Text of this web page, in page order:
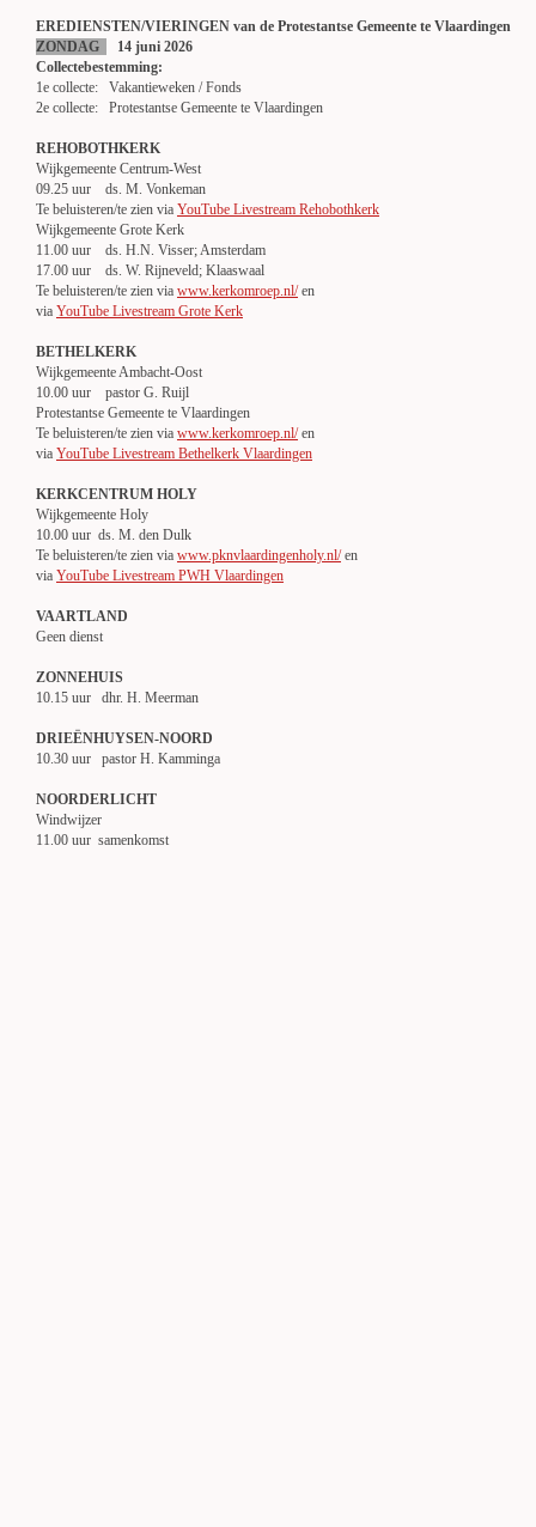
EREDIENSTEN/VIERINGEN van de Protestantse Gemeente te Vlaardingen
ZONDAG
14 juni 2026
Collectebestemming:
1e collecte: Vakantieweken / Fonds
2e collecte: Protestantse Gemeente te Vlaardingen
REHOBOTHKERK
Wijkgemeente Centrum-West
09.25 uur ds. M. Vonkeman
Te beluisteren/te zien via YouTube Livestream Rehobothkerk
Wijkgemeente Grote Kerk
11.00 uur ds. H.N. Visser; Amsterdam
17.00 uur ds. W. Rijneveld; Klaaswaal
Te beluisteren/te zien via www.kerkomroep.nl/en
via YouTube Livestream Grote Kerk
BETHELKERK
Wijkgemeente Ambacht-Oost
10.00 uur pastor G. Ruijl
Protestantse Gemeente te Vlaardingen
Te beluisteren/te zien via www.kerkomroep.nl/en
via YouTube Livestream Bethelkerk Vlaardingen
KERKCENTRUM HOLY
Wijkgemeente Holy
10.00 uur ds. M. den Dulk
Te beluisteren/te zien via www.pknvlaardingenholy.nl/en
via YouTube Livestream PWH Vlaardingen
VAARTLAND
Geen dienst
ZONNEHUIS
10.15 uur dhr. H. Meerman
DRIEËNHUYSEN-NOORD
10.30 uur pastor H. Kamminga
NOORDERLICHT
Windwijzer
11.00 uur samenkomst